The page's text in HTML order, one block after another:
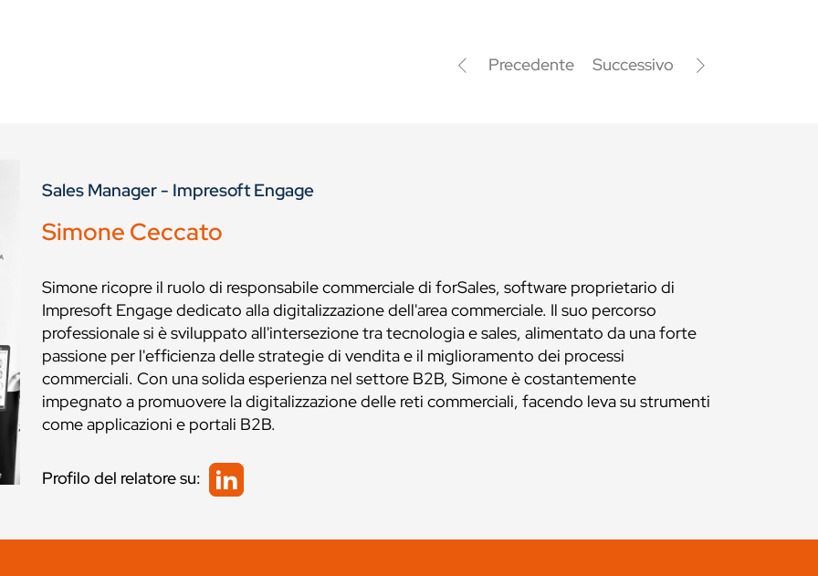
Precedente Successivo
Sales Manager - Impresoft Engage
Simone Ceccato
Simone ricopre il ruolo di responsabile commerciale di forSales, software proprietario di
Impresoft Engage dedicato alla digitalizzazione dell'area commerciale. Il suo percorso
professionale si è sviluppato all'intersezione tra tecnologia e sales, alimentato da una forte
passione per l'efficienza delle strategie di vendita e il miglioramento dei processi
commerciali. Con una solida esperienza nel settore B2B, Simone è costantemente
impegnato a promuovere la digitalizzazione delle reti commerciali, facendo leva su strumenti
come applicazioni e portali B2B.
Profilo del relatore su: